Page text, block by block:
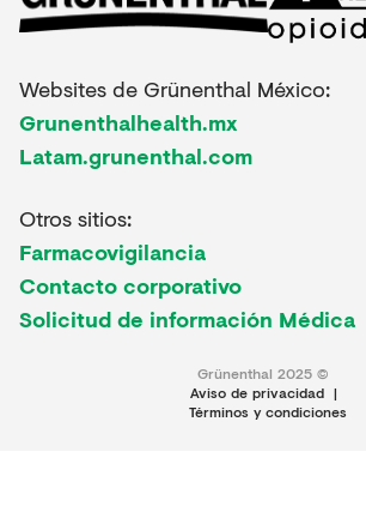
Websites de Grünenthal México:
Grunenthalhealth.mx
Latam.grunenthal.com
Otros sitios:
Farmacovigilancia
Contacto corporativo
Solicitud de información Médica
Grünenthal 2025 ©
Aviso de privacidad |
Términos y condiciones